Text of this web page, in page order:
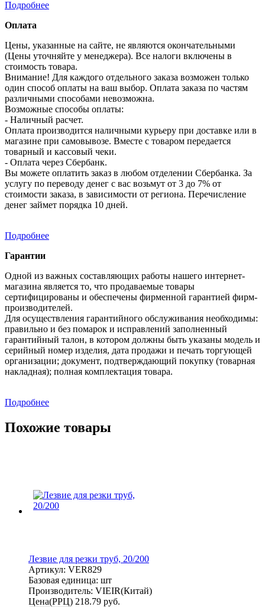
Подробнее
Оплата
Цены, указанные на сайте, не являются окончательными
(Цены уточняйте у менеджера). Все налоги включены в
стоимость товара.
Внимание! Для каждого отдельного заказа возможен только
один способ оплаты на ваш выбор. Оплата заказа по частям
различными способами невозможна.
Возможные способы оплаты:
- Наличный расчет.
Оплата производится наличными курьеру при доставке или в
магазине при самовывозе. Вместе с товаром передается
товарный и кассовый чеки.
- Оплата через Сбербанк.
Вы можете оплатить заказ в любом отделении Сбербанка. За
услугу по переводу денег с вас возьмут от 3 до 7% от
стоимости заказа, в зависимости от региона. Перечисление
денег займет порядка 10 дней.
Подробнее
Гарантии
Одной из важных составляющих работы нашего интернет-
магазина является то, что продаваемые товары
сертифицированы и обеспечены фирменной гарантией фирм-
производителей.
Для осуществления гарантийного обслуживания необходимы:
правильно и без помарок и исправлений заполненный
гарантийный талон, в котором должны быть указаны модель и
серийный номер изделия, дата продажи и печать торгующей
организации; документ, подтверждающий покупку (товарная
накладная); полная комплектация товара.
Подробнее
Похожие товары
Лезвие для резки труб, 20/200
Артикул: VER829
Базовая единица: шт
Производитель: VIEIR(Китай)
Цена(РРЦ) 218.79 руб.